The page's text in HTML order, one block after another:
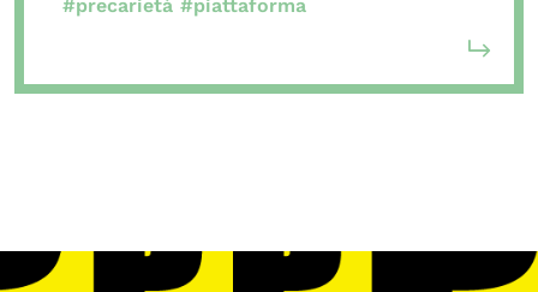
Progetti Internazionali
Storie di Resistenza, ottant’anni dopo
#precarietà #piattaforma